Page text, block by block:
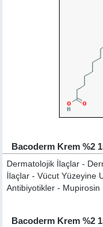
Bacoderm Krem %2
Dermatolojik İlaçlar -
İlaçlar - Vücut Yüzeyine
Antibiyotikler - Mupirosin
Bacoderm Krem %2